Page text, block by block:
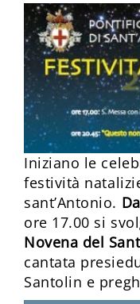
Iniziano le
festività
sant’Antonio.
ore 17.00 si
Novena del
cantata
Santolin e